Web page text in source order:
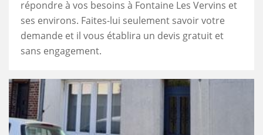
répondre à vos besoins à Fontaine Les Vervins et
ses environs. Faites-lui seulement savoir votre
demande et il vous établira un devis gratuit et
sans engagement.